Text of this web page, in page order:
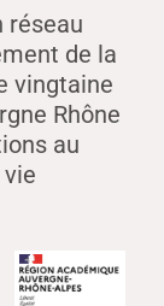
réseau
de la
vingtaine
Rhône
au